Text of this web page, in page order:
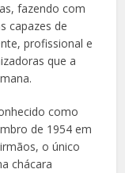
fazendo com
capazes de
profissional e
que a
como
de 1954 em
o único
chácara